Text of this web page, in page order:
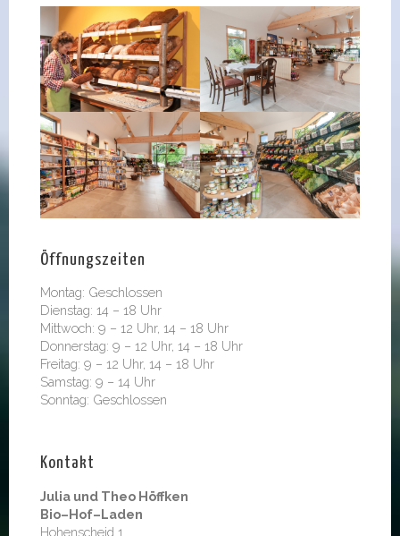
Öffnungszeiten
Montag: Geschlossen
Dienstag: 14 – 18 Uhr
Mittwoch: 9 – 12 Uhr, 14 – 18 Uhr
Donnerstag: 9 – 12 Uhr, 14 – 18 Uhr
Freitag: 9 – 12 Uhr, 14 – 18 Uhr
Samstag: 9 – 14 Uhr
Sonntag: Geschlossen
Kontakt
Julia und Theo Höffken
Bio–Hof–Laden
Hohenscheid 1